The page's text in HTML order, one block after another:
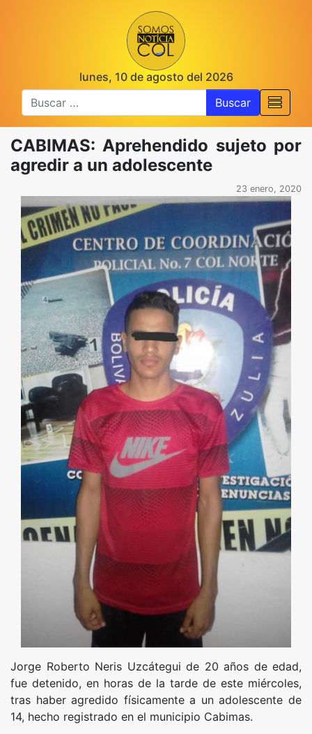
lunes, 10 de agosto del 2026
Buscar
CABIMAS: Aprehendido sujeto por
agredir a un adolescente
23 enero, 2020
Jorge Roberto Neris Uzcátegui de 20 años de edad,
fue detenido, en horas de la tarde de este miércoles,
tras haber agredido físicamente a un adolescente de
14, hecho registrado en el municipio Cabimas.